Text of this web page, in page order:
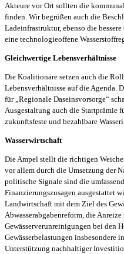
Akteure vor Ort sollten die
finden. Wir begrüßen auch die
Ladeinfrastruktur, ebenso die
eine technologieoffene
Gleichwertige Lebensverhältnisse
Die Koalitionäre setzen auch die
Lebensverhältnisse auf die Agenda.
für „Regionale Daseinsvorsorge“
Ausgestaltung auch die Startprämie
zukunftsfeste und bezahlbare
Wasserwirtschaft
Die Ampel stellt die richtigen
vor allem durch die Umsetzung der
politische Signale sind die
Finanzierungszusagen ausgestattet
Landwirtschaft mit dem Ziel des
Abwasserabgabenreform, die
Gewässerverunreinigungen bei den
Gewässerbelastungen insbesondere
Unterstützung nachhaltiger